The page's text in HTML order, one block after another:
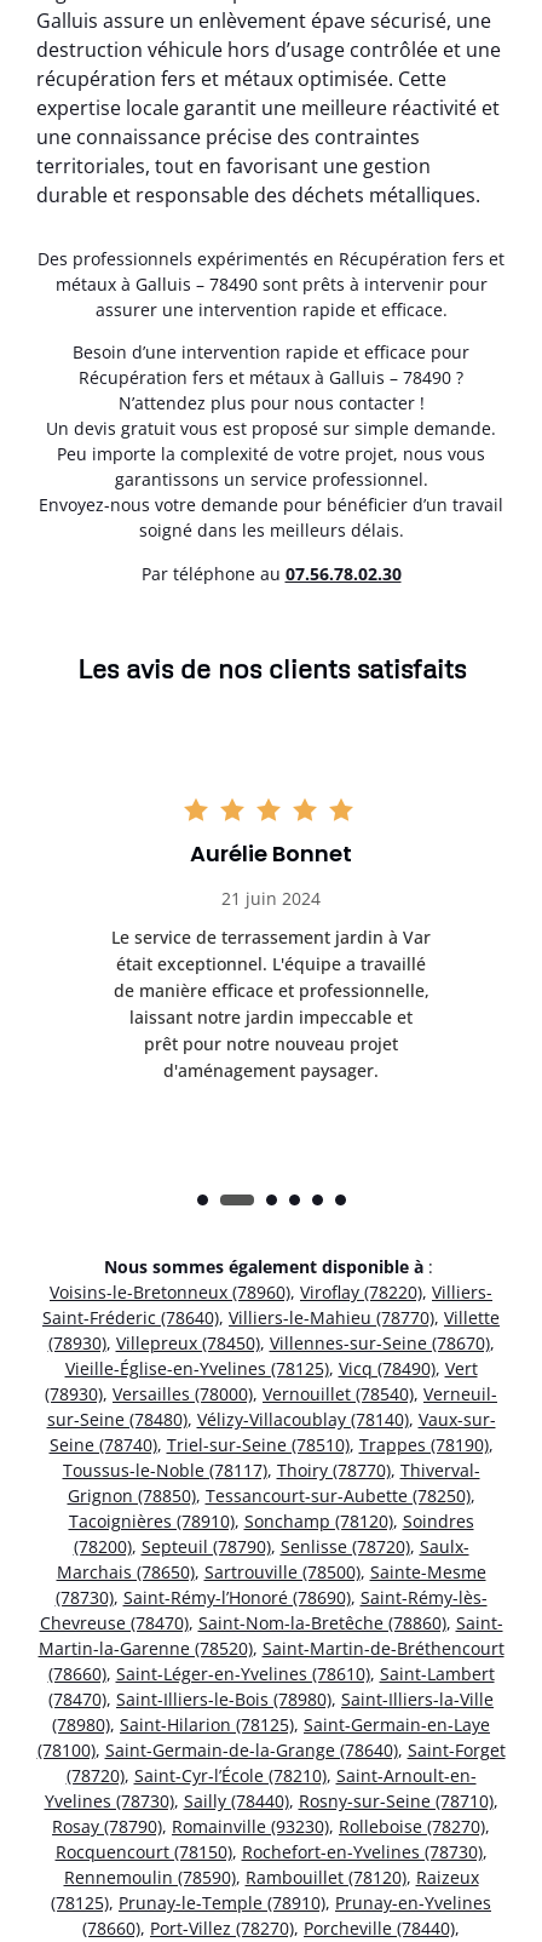
Galluis assure un enlèvement épave sécurisé, une
destruction véhicule hors d’usage contrôlée et une
récupération fers et métaux optimisée. Cette
expertise locale garantit une meilleure réactivité et
une connaissance précise des contraintes
territoriales, tout en favorisant une gestion
durable et responsable des déchets métalliques.
Des professionnels expérimentés en Récupération fers et
métaux à Galluis – 78490 sont prêts à intervenir pour
assurer une intervention rapide et efficace.
Besoin d’une intervention rapide et efficace pour
Récupération fers et métaux à Galluis – 78490 ?
N’attendez plus pour nous contacter !
Un devis gratuit vous est proposé sur simple demande.
Peu importe la complexité de votre projet, nous vous
garantissons un service professionnel.
Envoyez-nous votre demande pour bénéficier d’un travail
soigné dans les meilleurs délais.
Par téléphone au 07.56.78.02.30
Les avis de nos clients satisfaits
Aurélie Bonnet
21 juin 2024
Le service de terrassement jardin à Var
était exceptionnel. L'équipe a travaillé
de manière efficace et professionnelle,
laissant notre jardin impeccable et
prêt pour notre nouveau projet
d'aménagement paysager.
Nous sommes également disponible à :
Voisins-le-Bretonneux (78960), Viroflay (78220), Villiers-
Saint-Fréderic (78640), Villiers-le-Mahieu (78770), Villette
(78930), Villepreux (78450), Villennes-sur-Seine (78670),
Vieille-Église-en-Yvelines (78125), Vicq (78490), Vert
(78930), Versailles (78000), Vernouillet (78540), Verneuil-
sur-Seine (78480), Vélizy-Villacoublay (78140), Vaux-sur-
Seine (78740), Triel-sur-Seine (78510), Trappes (78190),
Toussus-le-Noble (78117), Thoiry (78770), Thiverval-
Grignon (78850), Tessancourt-sur-Aubette (78250),
Tacoignières (78910), Sonchamp (78120), Soindres
(78200), Septeuil (78790), Senlisse (78720), Saulx-
Marchais (78650), Sartrouville (78500), Sainte-Mesme
(78730), Saint-Rémy-l’Honoré (78690), Saint-Rémy-lès-
Chevreuse (78470), Saint-Nom-la-Bretêche (78860), Saint-
Martin-la-Garenne (78520), Saint-Martin-de-Bréthencourt
(78660), Saint-Léger-en-Yvelines (78610), Saint-Lambert
(78470), Saint-Illiers-le-Bois (78980), Saint-Illiers-la-Ville
(78980), Saint-Hilarion (78125), Saint-Germain-en-Laye
(78100), Saint-Germain-de-la-Grange (78640), Saint-Forget
(78720), Saint-Cyr-l’École (78210), Saint-Arnoult-en-
Yvelines (78730), Sailly (78440), Rosny-sur-Seine (78710),
Rosay (78790), Romainville (93230), Rolleboise (78270),
Rocquencourt (78150), Rochefort-en-Yvelines (78730),
Rennemoulin (78590), Rambouillet (78120), Raizeux
(78125), Prunay-le-Temple (78910), Prunay-en-Yvelines
(78660), Port-Villez (78270), Porcheville (78440),